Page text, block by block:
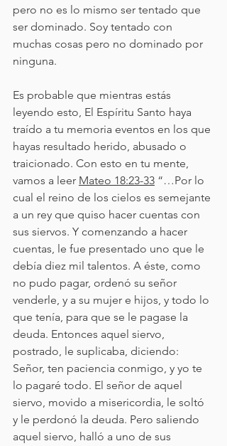
pero no es lo mismo ser tentado que
ser dominado. Soy tentado con
muchas cosas pero no dominado por
ninguna.
Es probable que mientras estás
leyendo esto, El Espíritu Santo haya
traído a tu memoria eventos en los que
hayas resultado herido, abusado o
traicionado. Con esto en tu mente,
vamos a leer Mateo 18:23-33 “…Por lo
cual el reino de los cielos es semejante
a un rey que quiso hacer cuentas con
sus siervos. Y comenzando a hacer
cuentas, le fue presentado uno que le
debía diez mil talentos. A éste, como
no pudo pagar, ordenó su señor
venderle, y a su mujer e hijos, y todo lo
que tenía, para que se le pagase la
deuda. Entonces aquel siervo,
postrado, le suplicaba, diciendo:
Señor, ten paciencia conmigo, y yo te
lo pagaré todo. El señor de aquel
siervo, movido a misericordia, le soltó
y le perdonó la deuda. Pero saliendo
aquel siervo, halló a uno de sus